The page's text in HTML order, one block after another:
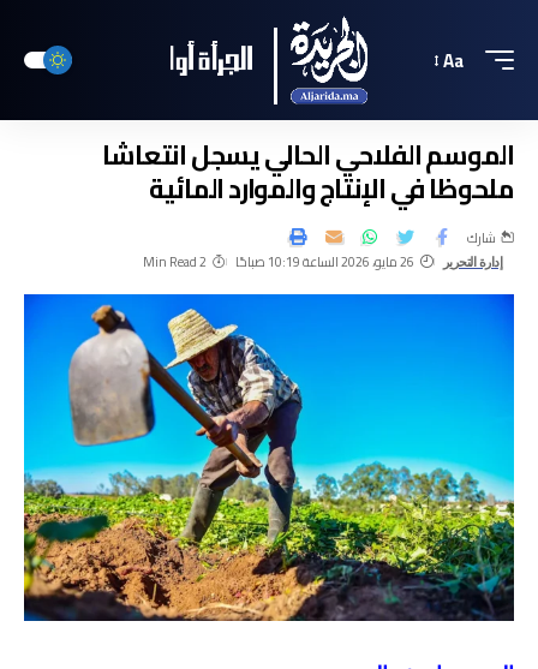
Aa
الموسم الفلاحي الحالي يسجل انتعاشا
ملحوظا في الإنتاج والموارد المائية
إدارة التحرير 26 مايو، 2026 الساعة 10:19 صباحًا 2 Min Read
شارك